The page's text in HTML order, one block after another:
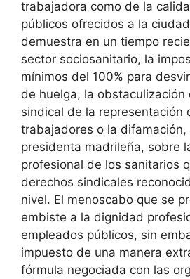
trabajadora como de la
públicos ofrecidos a la
demuestra en un tiempo
sector sociosanitario, la
mínimos del 100% para
de huelga, la obstaculización
sindical de la representación
trabajadores o la
presidenta madrileña, sobre
profesional de los sanitarios
derechos sindicales
nivel. El menoscabo que se
embiste a la dignidad
empleados públicos, sin
impuesto de una manera
fórmula negociada con las